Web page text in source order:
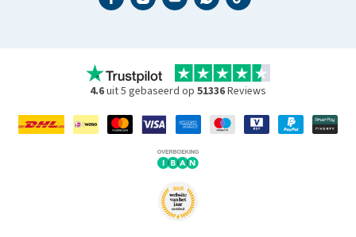
4.6uit 5 gebaseerd op 51336Reviews